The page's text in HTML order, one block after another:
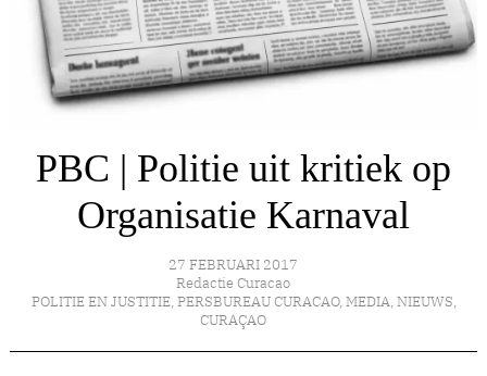
PBC | Politie uit kritiek op
Organisatie Karnaval
27 FEBRUARI 2017
Redactie Curacao
POLITIE EN JUSTITIE, PERSBUREAU CURACAO, MEDIA, NIEUWS,
CURAÇAO